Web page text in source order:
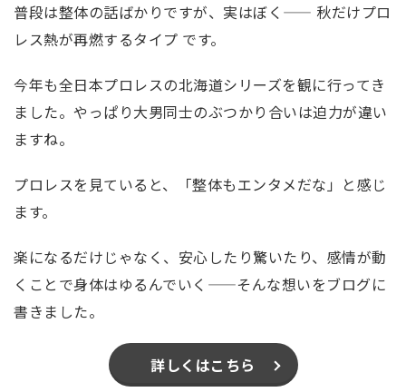
普段は整体の話ばかりですが、実はぼく—— 秋だけプロ
レス熱が再燃するタイプ です。
今年も全日本プロレスの北海道シリーズを観に行ってき
ました。やっぱり大男同士のぶつかり合いは迫力が違い
ますね。
プロレスを見ていると、「整体もエンタメだな」と感じ
ます。
楽になるだけじゃなく、安心したり驚いたり、感情が動
くことで身体はゆるんでいく——そんな想いをブログに
書きました。
詳しくはこちら